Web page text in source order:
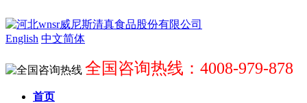
English 中文简体
全国咨询热线：4008-979-878
首页